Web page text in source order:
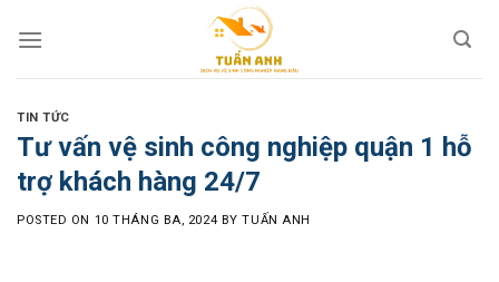
TIN TỨC
Tư vấn vệ sinh công nghiệp quận 1 hỗ
trợ khách hàng 24/7
POSTED ON 10 THÁNG BA, 2024 BYTUẤN ANH